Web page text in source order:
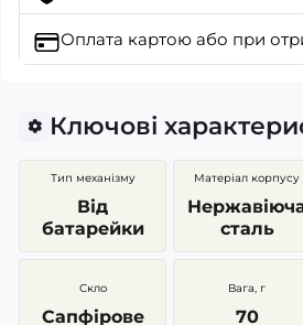
Оплата картою або при
Ключові
Тип механізму
Від
батарейки
Матеріал корпусу
сталь
Скло
Сапфірове
Вага, г
70